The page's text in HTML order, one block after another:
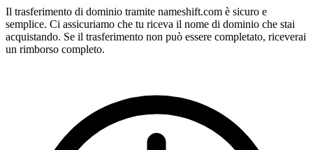
Il trasferimento di dominio tramite nameshift.com è sicuro e
semplice. Ci assicuriamo che tu riceva il nome di dominio che stai
acquistando. Se il trasferimento non può essere completato, riceverai
un rimborso completo.